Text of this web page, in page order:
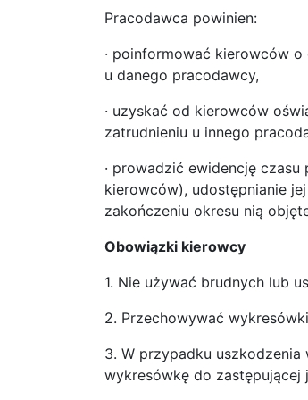
Pracodawca powinien:
· poinformować kierowców
u danego pracodawcy,
· uzyskać od kierowców
zatrudnieniu u innego
· prowadzić ewidencję
kierowców), udostępnianie
zakończeniu okresu nią
Obowiązki kierowcy
1. Nie używać brudnych lub
2. Przechowywać
3. W przypadku
wykresówkę do zastępującej